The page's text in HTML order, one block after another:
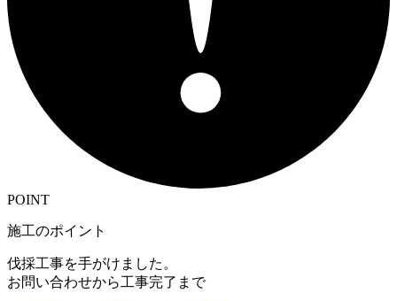
POINT
施工のポイント
伐採工事を手がけました。
お問い合わせから工事完了まで